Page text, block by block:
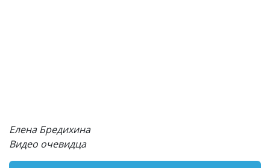
Елена Бредихина
Видео очевидца